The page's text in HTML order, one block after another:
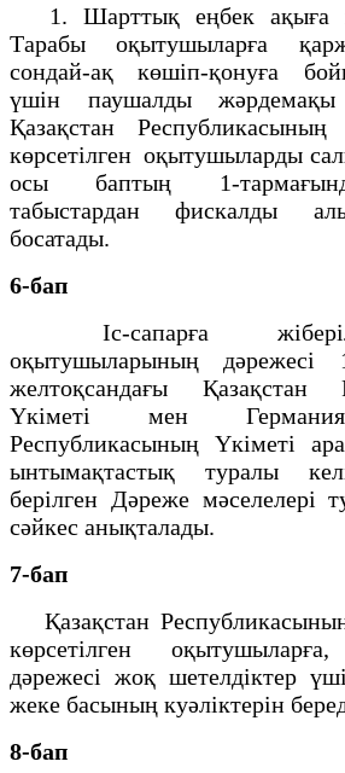
1. Шарттық еңбек ақыға
Тарабы оқытушыларға
сондай-ақ көшiп-қонуға
үшiн паушалды
Қазақстан
көрсетiлген оқытушыларды
осы баптың 1-
табыстардан фискалды
босатады.
6-бап
Іс-сапарға
оқытушыларының
желтоқсандағы Қазақстан
Yкiметi мен Германия
Республикасының Yкiметi
ынтымақтастық туралы
берiлген Дәреже мәселелерi
сәйкес анықталады.
7-бап
Қазақстан
көрсетілген
дәрежесі жоқ шетелдіктер
жеке басының куәліктерін
8-бап